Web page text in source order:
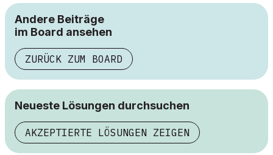
Andere Beiträge
im Board ansehen
ZURÜCK ZUM BOARD
Neueste Lösungen durchsuchen
AKZEPTIERTE LÖSUNGEN ZEIGEN